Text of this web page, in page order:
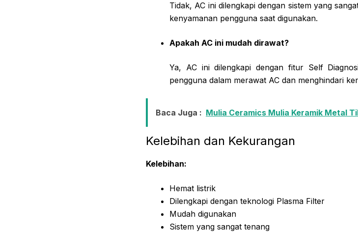
Tidak, AC ini dilengkapi dengan sistem yang
kenyamanan pengguna saat digunakan.
Apakah AC ini mudah dirawat?
Ya, AC ini dilengkapi dengan fitur Self
pengguna dalam merawat AC dan menghindari
Baca Juga : Mulia Ceramics Mulia Keramik Metal
Kelebihan dan Kekurangan
Kelebihan:
Hemat listrik
Dilengkapi dengan teknologi Plasma Filter
Mudah digunakan
Sistem yang sangat tenang